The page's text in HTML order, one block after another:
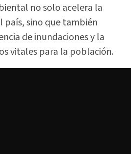
no solo acelera la
país, sino que también
de inundaciones y la
vitales para la población.